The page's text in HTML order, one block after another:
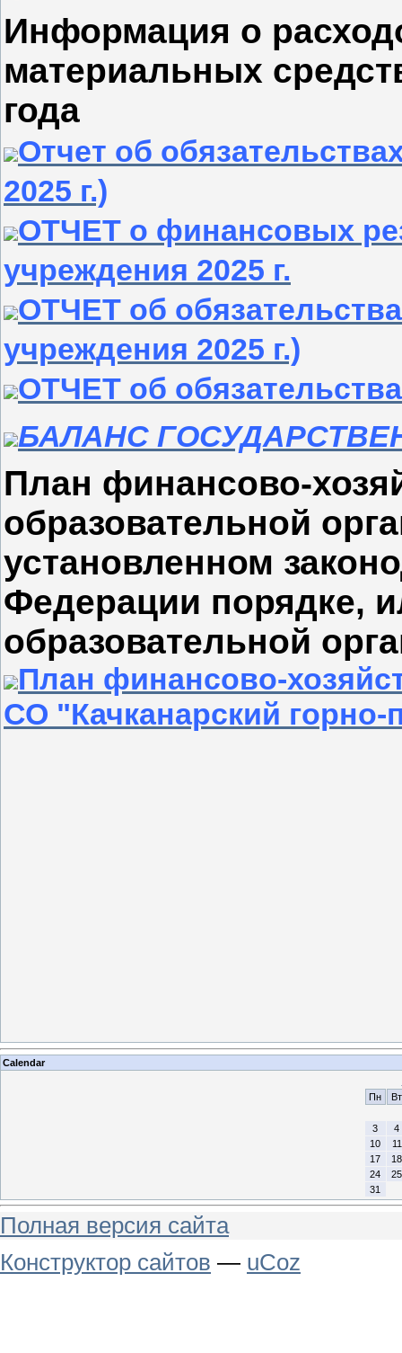
Информация о
материальных
года
Отчет об
2025 г.)
ОТЧЕТ о финансовых
учреждения 2025 г.
ОТЧЕТ об
учреждения 2025 г.)
ОТЧЕТ об
БАЛАНС
План финансово-
образовательной
установленном
Федерации порядке,
образовательной
План финансово-
СО "Качканарский
Calendar
Пн
Вт
3
4
10
11
17
18
24
25
31
Полная версия сайта
Конструктор сайтов — uCoz